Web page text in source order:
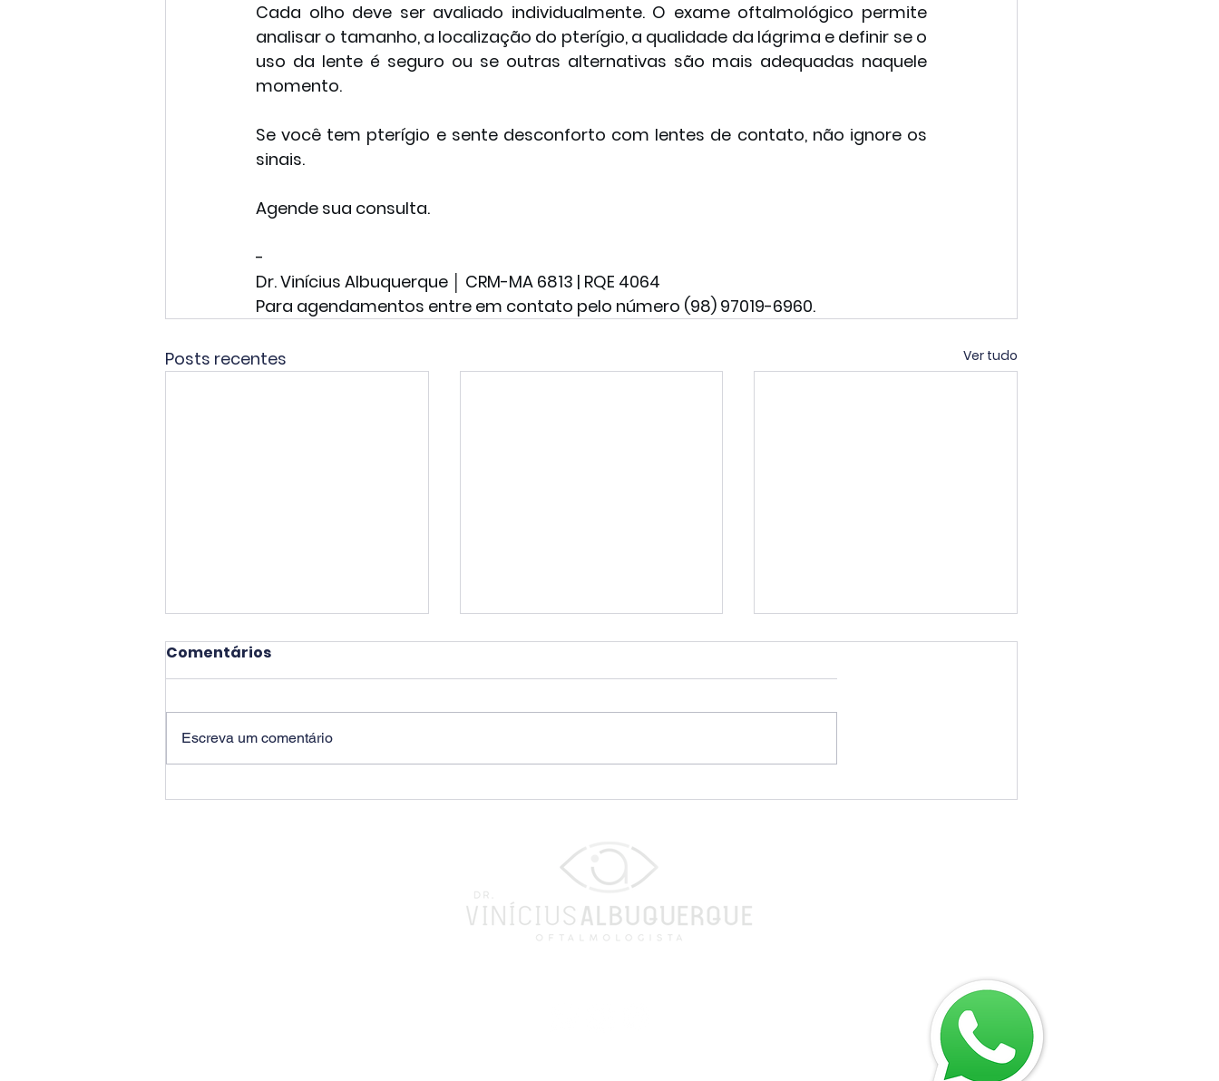
Cada olho deve ser avaliado individualmente. O exame oftalmológico permite
analisar o tamanho, a localização do pterígio, a qualidade da lágrima e definir se o
uso da lente é seguro ou se outras alternativas são mais adequadas naquele
momento.
Se você tem pterígio e sente desconforto com lentes de contato, não ignore os
sinais.
Agende sua consulta.
-
Dr. Vinícius Albuquerque │ CRM-MA 6813 | RQE 4064
Para agendamentos entre em contato pelo número (98) 97019-6960.
Posts recentes Ver tudo
Quem fez a cirurgia de
O glaucoma pode
Como saber se chegou a
Comentários
Escreva um comentário